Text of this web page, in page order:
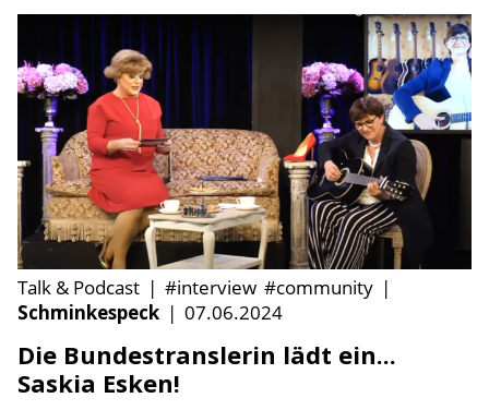
Talk & Podcast | #interview #community |
Schminkespeck | 07.06.2024
Die Bundestranslerin lädt ein...
Saskia Esken!